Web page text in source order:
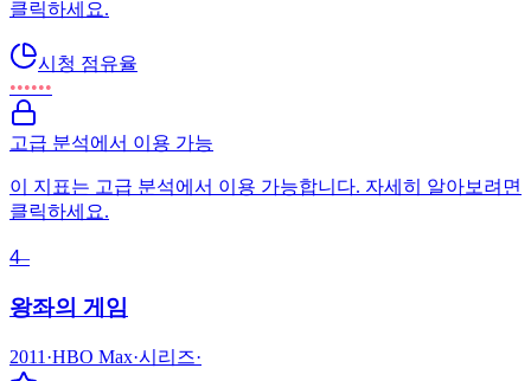
클릭하세요.
시청 점유율
••••••
고급 분석에서 이용 가능
이 지표는 고급 분석에서 이용 가능합니다. 자세히 알아보려면
클릭하세요.
4–
왕좌의 게임
2011 ·HBO Max·시리즈·